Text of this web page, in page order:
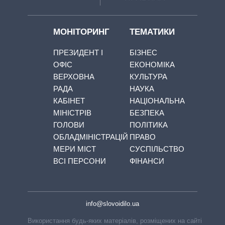
МОНІТОРИНГ
ПРЕЗИДЕНТ І
ОФІС
ВЕРХОВНА
РАДА
КАБІНЕТ
МІНІСТРІВ
ГОЛОВИ
ОБЛАДМІНІСТРАЦІЙ
МЕРИ МІСТ
ВСІ ПЕРСОНИ
ТЕМАТИКИ
БІЗНЕС
ЕКОНОМІКА
КУЛЬТУРА
НАУКА
НАЦІОНАЛЬНА
БЕЗПЕКА
ПОЛІТИКА
ПРАВО
СУСПІЛЬСТВО
ФІНАНСИ
info@slovoidilo.ua
Використання будь-яких матеріалів, розміщених на сайті,